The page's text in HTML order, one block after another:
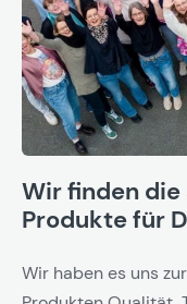
Wir finden
Produkte für
Wir haben es uns